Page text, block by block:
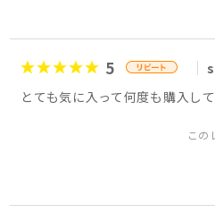
5
とても気に入って何度も購入し
この